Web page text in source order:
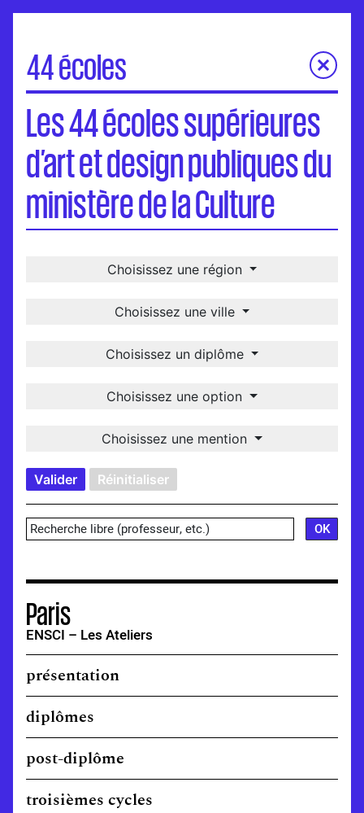
44 écoles
ministère de la Culture
Carte
Visites virtuelles
Une école, un-e diplômé-e
International
Les 44 écoles supérieures
d’art et design publiques du
ministère de la Culture
Choisissez une région
Choisissez une ville
Choisissez un diplôme
Choisissez une option
Choisissez une mention
Valider Réinitialiser
Paris
ENSCI – Les Ateliers
présentation
diplômes
post-diplôme
troisièmes cycles